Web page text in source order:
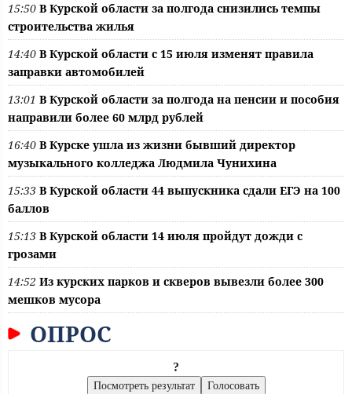
15:50 В Курской области за полгода снизились темпы
строительства жилья
14:40 В Курской области с 15 июля изменят правила
заправки автомобилей
13:01 В Курской области за полгода на пенсии и пособия
направили более 60 млрд рублей
16:40 В Курске ушла из жизни бывший директор
музыкального колледжа Людмила Чунихина
15:33 В Курской области 44 выпускника сдали ЕГЭ на 100
баллов
15:13 В Курской области 14 июля пройдут дожди с
грозами
14:52 Из курских парков и скверов вывезли более 300
мешков мусора
ОПРОС
?